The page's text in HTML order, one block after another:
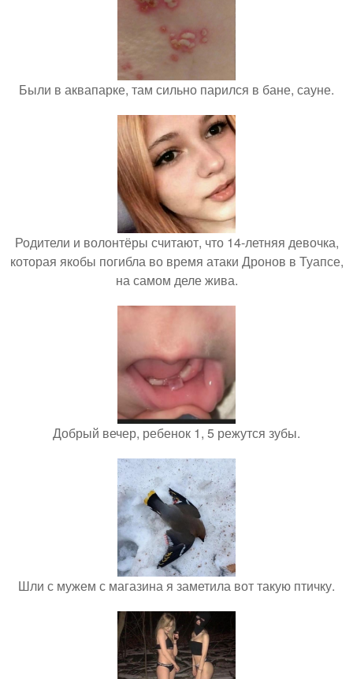
Были в аквапарке, там сильно парился в бане, сауне.
Родители и волонтёры считают, что 14-летняя девочка,
которая якобы погибла во время атаки Дронов в Туапсе,
на самом деле жива.
Добрый вечер, ребенок 1, 5 режутся зубы.
Шли с мужем с магазина я заметила вот такую птичку.